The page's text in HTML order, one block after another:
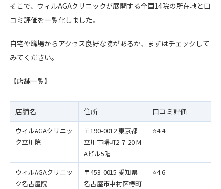
そこで、ウィルAGAクリニックが展開する全国14院の所在地と口
コミ評価を一覧化しました。
自宅や職場からアクセス良好な院があるか、まずはチェックして
みてください。
【店舗一覧】
店舗名 住所 口コミ評価
ウィルAGAクリニッ
ク立川院
〒190-0012 東京都
立川市曙町2-7-20 M
Aビル5階
⭐️4.4
ウィルAGAクリニッ
ク名古屋院
〒453-0015 愛知県
名古屋市中村区椿町
⭐️4.6